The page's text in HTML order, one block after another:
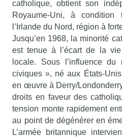
catholique, obtient son
Royaume-Uni, à
l’Irlande du Nord, région à
Jusqu’en 1968, la minorité
est tenue à l’écart de la
locale. Sous l’influence
civiques », né aux États-
en œuvre à Derry/
droits en faveur des
tension monte rapidement
au point de dégénérer en
L’armée britannique